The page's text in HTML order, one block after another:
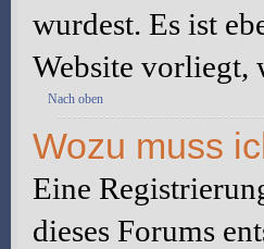
wurdest. Es ist
Website vorliegt,
Nach oben
Wozu muss
Eine
dieses Forums